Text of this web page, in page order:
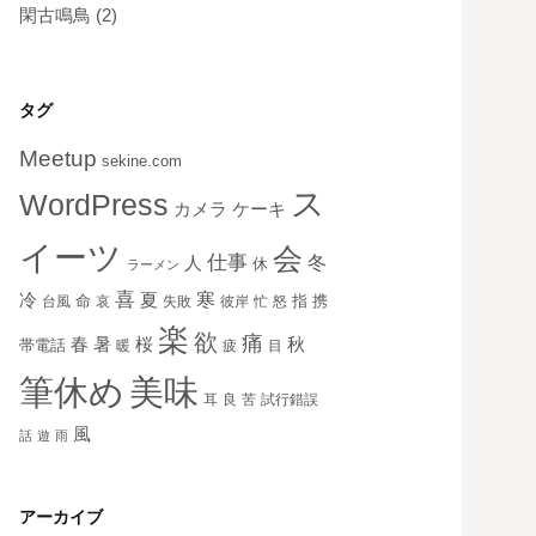
閑古鳴鳥 (2)
タグ
Meetup sekine.com
WordPress カメラ ケーキ ス
イーツ
ラーメン 人 仕事 休 会 冬
冷 台風 命 哀 喜 夏 失敗 寒 彼岸 忙 怒 指 携
帯電話 春 暑 暖 桜 楽 欲 疲 痛 目 秋
筆休め 美味 耳 良 苦 試行錯誤
話 遊 雨 風
アーカイブ